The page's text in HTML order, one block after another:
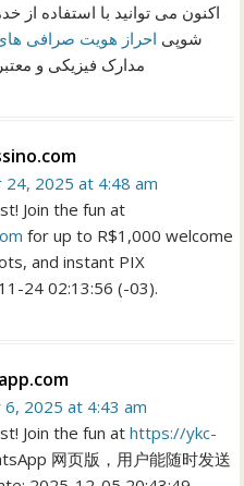
اکنون می توانید با استفاده
شوپی احراز هویت صرافی
مدارک فیزیکی و
24, 2025 at 4:48 am
Join the fun at
for up to R$1,000 welcome
and instant PIX
24 02:13:56 (-03).
2025 at 4:43 am
Join the fun athttps://ykc-
网页版，用户能随时发送